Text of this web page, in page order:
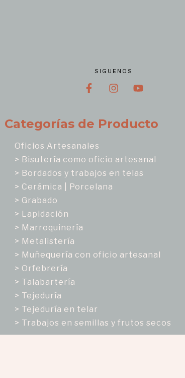
SIGUENOS
Categorías de Producto
Oficios Artesanales
> Bisutería como oficio artesanal
> Bordados y trabajos en telas
> Cerámica | Porcelana
> Grabado
> Lapidación
> Marroquinería
> Metalistería
> Muñequería con oficio artesanal
> Orfebrería
> Talabartería
> Tejeduría
> Tejeduría en telar
> Trabajos en semillas y frutos secos